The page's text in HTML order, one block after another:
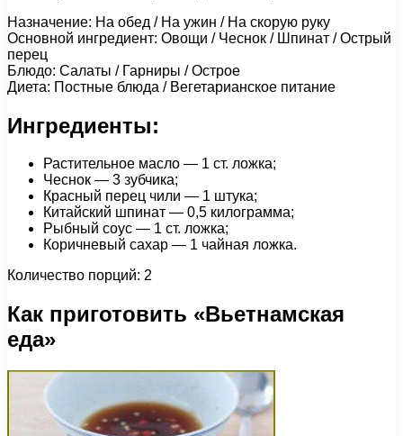
Назначение: На обед / На ужин / На скорую руку
Основной ингредиент: Овощи / Чеснок / Шпинат / Острый
перец
Блюдо: Салаты / Гарниры / Острое
Диета: Постные блюда / Вегетарианское питание
Ингредиенты:
Растительное масло — 1 ст. ложка;
Чеснок — 3 зубчика;
Красный перец чили — 1 штука;
Китайский шпинат — 0,5 килограмма;
Рыбный соус — 1 ст. ложка;
Коричневый сахар — 1 чайная ложка.
Количество порций: 2
Как приготовить «Вьетнамская
еда»